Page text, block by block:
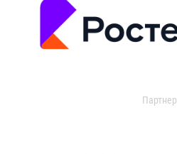
Партнер